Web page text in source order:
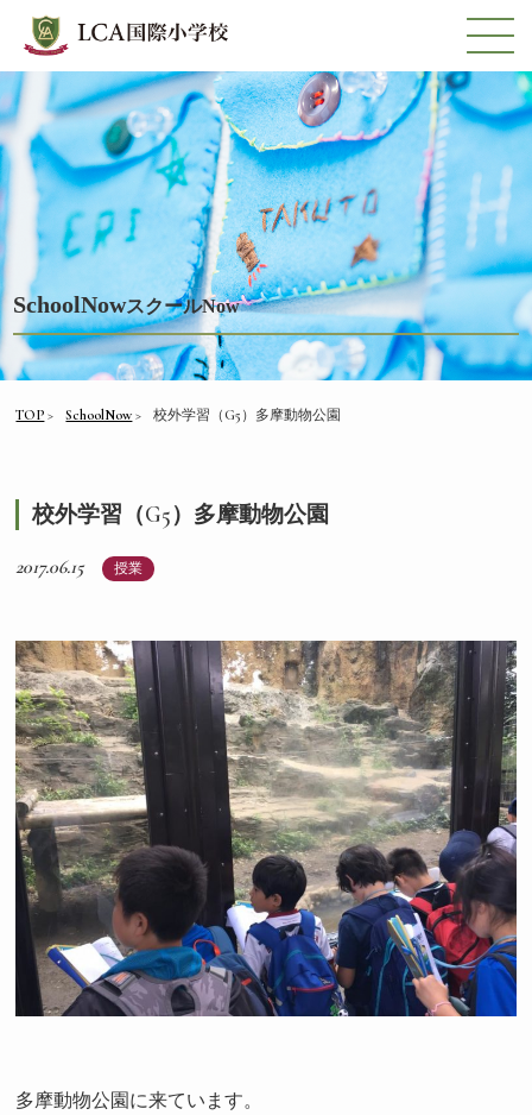
SchoolNowスクールNow
TOP SchoolNow 校外学習（G5）多摩動物公園
校外学習（G5）多摩動物公園
2017.06.15 授業
多摩動物公園に来ています。